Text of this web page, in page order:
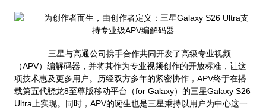
三星与高通公司携手合作共同开发了高级专业视频
（APV）编解码器，并将其作为专业视频创作的开放标准，让这
项技术惠及更多用户。历经双方多年的紧密协作，APV终于在搭
载第五代骁龙8至尊版移动平台（for Galaxy）的三星Galaxy S26
Ultra上实现。同时，APV的诞生也是三星秉持以用户为中心这一